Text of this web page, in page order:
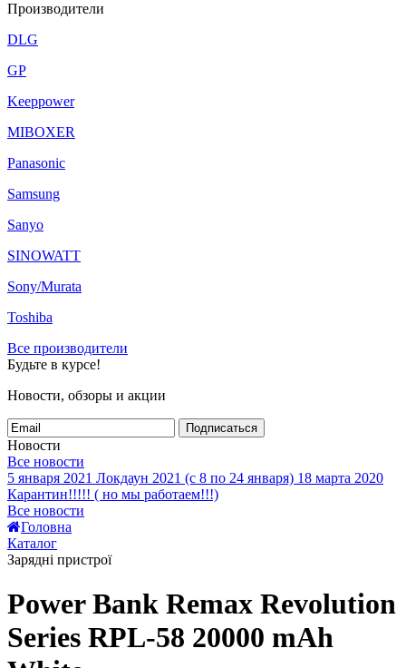
Производители
DLG
GP
Keeppower
MIBOXER
Panasonic
Samsung
Sanyo
SINOWATT
Sony/Murata
Toshiba
Все производители
Будьте в курсе!
Новости, обзоры и акции
Подписаться
Новости
Все новости
5 января 2021 Локдаун 2021 (с 8 по 24 января) 18 марта 2020
Карантин!!!!! ( но мы работаем!!!)
Все новости
Головна
Каталог
Зарядні пристрої
Power Bank Remax Revolution
Series RPL-58 20000 mAh